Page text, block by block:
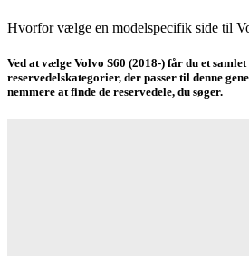
Hvorfor vælge en modelspecifik side til
Ved at vælge Volvo S60 (2018-) får du et
reservedelskategorier, der passer til denne
nemmere at finde de reservedele, du søger.